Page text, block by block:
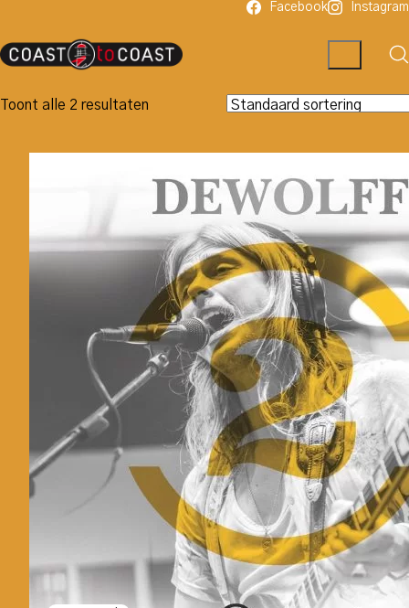
Facebook Instagram
Toont alle 2 resultaten